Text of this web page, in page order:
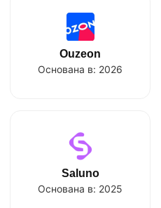
Ouzeon
Основана в: 2026
Saluno
Основана в: 2025